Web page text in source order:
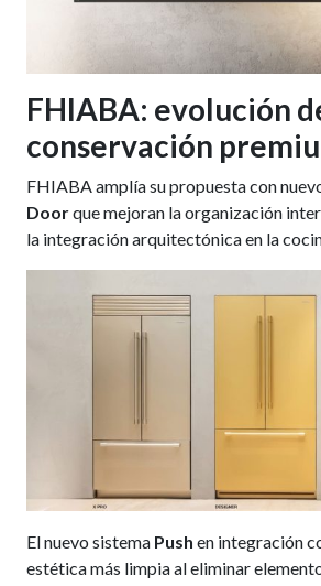
FHIABA: evolución
conservación
FHIABA amplía su propuesta con
Doorque mejoran la organización
la integración arquitectónica en la
El nuevo sistema Push en integración
estética más limpia al eliminar